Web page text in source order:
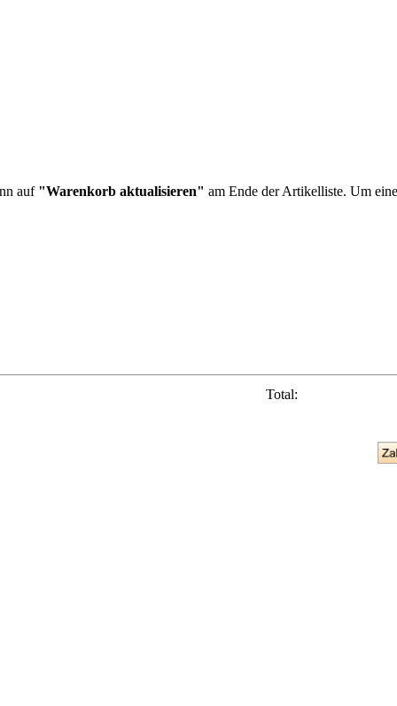
auf "Warenkorb aktualisieren" am Ende der Artikelliste. Um
Total: